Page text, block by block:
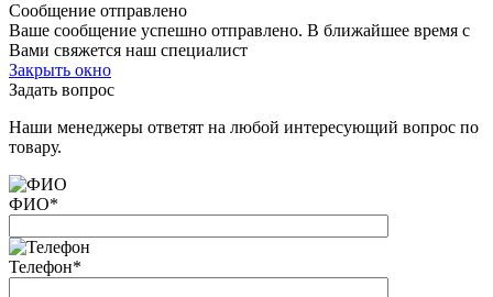
Сообщение отправлено
Ваше сообщение успешно отправлено. В ближайшее время с
Вами свяжется наш специалист
Закрыть окно
Задать вопрос
Наши менеджеры ответят на любой интересующий вопрос по
товару.
ФИО*
Телефон*